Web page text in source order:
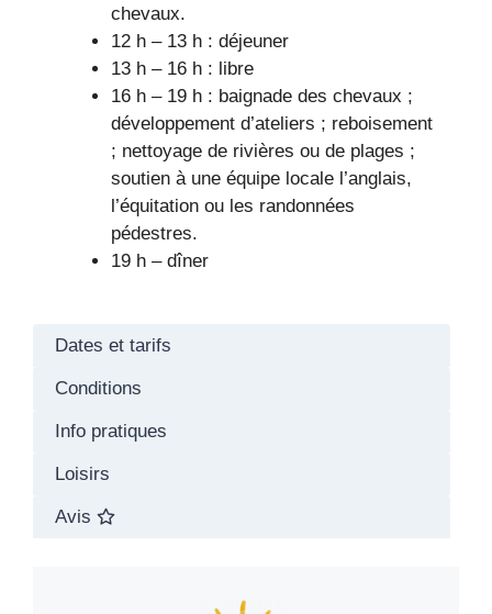
chevaux.
12 h – 13 h : déjeuner
13 h – 16 h : libre
16 h – 19 h : baignade des chevaux ;
développement d’ateliers ; reboisement
; nettoyage de rivières ou de plages ;
soutien à une équipe locale l’anglais,
l’équitation ou les randonnées
pédestres.
19 h – dîner
Dates et tarifs
Conditions
Info pratiques
Loisirs
Avis